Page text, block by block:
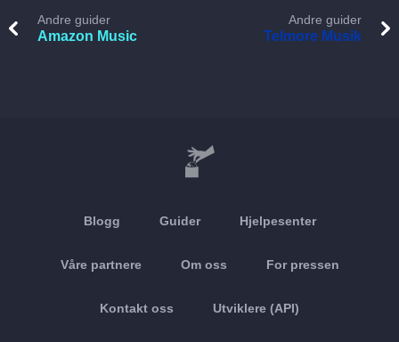
Andre guider
Amazon Music
Andre guider
Telmore Musik
Blogg Guider Hjelpesenter
Våre partnere Om oss For pressen
Kontakt oss Utviklere (API)